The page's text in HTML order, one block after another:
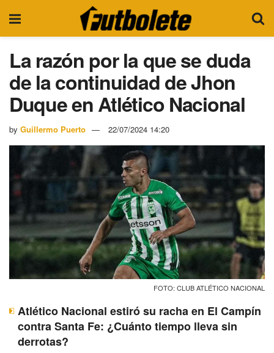
La razón por la que se duda
de la continuidad de Jhon
Duque en Atlético Nacional
by Guillermo Puerto 22/07/2024 14:20
FOTO: CLUB ATLÉTICO NACIONAL
Atlético Nacional estiró su racha en El Campín
contra Santa Fe: ¿Cuánto tiempo lleva sin
derrotas?